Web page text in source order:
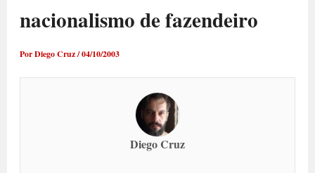
nacionalismo de fazendeiro
PorDiego Cruz/04/10/2003
Diego Cruz